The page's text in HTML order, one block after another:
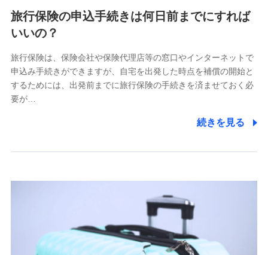
旅行保険の申込手続きは何日前までにすれば
いいの？
旅行保険は、保険会社や保険代理店等の窓口やインターネットで
申込み手続きができますが、自宅を出発した時点を補償の開始と
するためには、出発前までに旅行保険の手続きを済ませておく必
要が…
続きを見る